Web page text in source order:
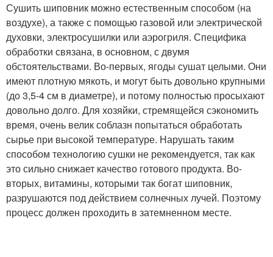
Сушить шиповник можно естественным способом (на
воздухе), а также с помощью газовой или электрической
духовки, электросушилки или аэрогриля. Специфика
обработки связана, в основном, с двумя
обстоятельствами. Во-первых, ягоды сушат целыми. Они
имеют плотную мякоть, и могут быть довольно крупными
(до 3,5-4 см в диаметре), и потому полностью просыхают
довольно долго. Для хозяйки, стремящейся сэкономить
время, очень велик соблазн попытаться обработать
сырье при высокой температуре. Нарушать таким
способом технологию сушки не рекомендуется, так как
это сильно снижает качество готового продукта. Во-
вторых, витамины, которыми так богат шиповник,
разрушаются под действием солнечных лучей. Поэтому
процесс должен проходить в затемненном месте.